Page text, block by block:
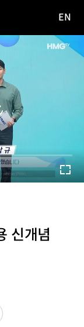
사이
이동
EN
신개념